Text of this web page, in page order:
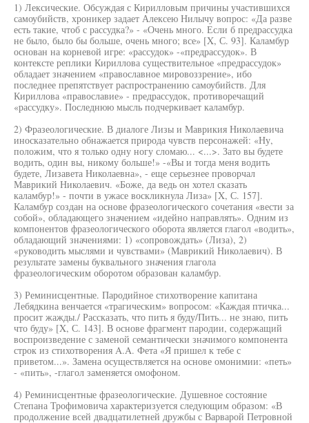
1) Лексические. Обсуждая с Кирилловым причины участившихся
самоубийств, хроникер задает Алексею Нилычу вопрос: «Да разве
есть такие, чтоб с рассудка?» - «Очень много. Если б предрассудка
не было, было бы больше, очень много; все» [X, С. 93]. Каламбур
основан на корневой игре: «рассудок» -«предрассудок». В
контексте реплики Кириллова существительное «предрассудок»
обладает значением «православное мировоззрение», ибо
последнее препятствует распространению самоубийств. Для
Кириллова «православие» - предрассудок, противоречащий
«рассудку». Последнюю мысль подчеркивает каламбур.
2) Фразеологические. В диалоге Лизы и Маврикия Николаевича
иносказательно обнажается природа чувств персонажей: «Ну,
положим, что я только одну ногу сломаю... <...>. Зато вы будете
водить, один вы, никому больше!» -«Вы и тогда меня водить
будете, Лизавета Николаевна», - еще серьезнее проворчал
Маврикий Николаевич. «Боже, да ведь он хотел сказать
каламбур!» - почти в ужасе воскликнула Лиза» [X, С. 157].
Каламбур создан на основе фразеологического сочетания «вести за
собой», обладающего значением «идейно направлять». Одним из
компонентов фразеологического оборота является глагол «водить»,
обладающий значениями: 1) «сопровождать» (Лиза), 2)
«руководить мыслями и чувствами» (Маврикий Николаевич). В
результате замены буквального значения глагола
фразеологическим оборотом образован каламбур.
3) Реминисцентные. Пародийное стихотворение капитана
Лебядкина венчается «трагическим» вопросом: «Каждая птичка...
просит жажды./ Рассказать, что пить я буду/Пить... не знаю, пить
что буду» [X, С. 143]. В основе фрагмент пародии, содержащий
воспроизведение с заменой семантически значимого компонента
строк из стихотворения A.A. Фета «Я пришел к тебе с
приветом...». Замена осуществляется на основе омонимии: «петь»
- «пить», -глагол заменяется омофоном.
4) Реминисцентные фразеологические. Душевное состояние
Степана Трофимовича характеризуется следующим образом: «В
продолжение всей двадцатилетней дружбы с Варварой Петровной